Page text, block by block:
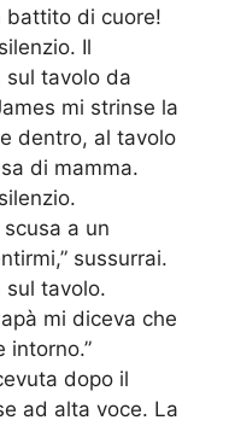
battito di cuore!
Il
sul tavolo da
mi strinse la
dentro, al tavolo
di mamma.
a un
sussurrai.
sul tavolo.
mi diceva che
intorno.”
dopo il
ad alta voce. La